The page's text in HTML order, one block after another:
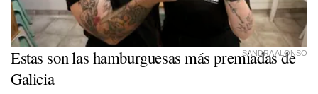
SANDRA ALONSO
Estas son las hamburguesas más premiadas de
Galicia